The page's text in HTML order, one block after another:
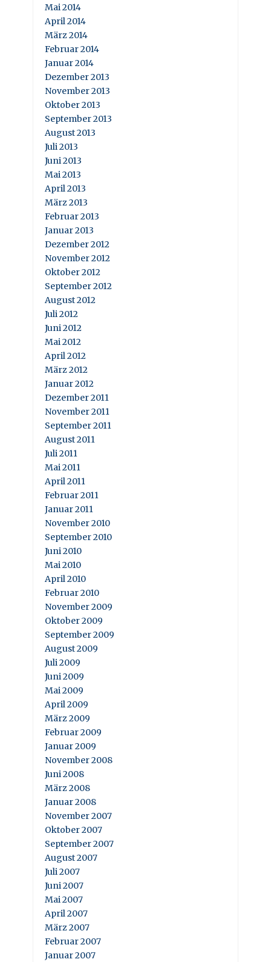
Mai 2014
April 2014
März 2014
Februar 2014
Januar 2014
Dezember 2013
November 2013
Oktober 2013
September 2013
August 2013
Juli 2013
Juni 2013
Mai 2013
April 2013
März 2013
Februar 2013
Januar 2013
Dezember 2012
November 2012
Oktober 2012
September 2012
August 2012
Juli 2012
Juni 2012
Mai 2012
April 2012
März 2012
Januar 2012
Dezember 2011
November 2011
September 2011
August 2011
Juli 2011
Mai 2011
April 2011
Februar 2011
Januar 2011
November 2010
September 2010
Juni 2010
Mai 2010
April 2010
Februar 2010
November 2009
Oktober 2009
September 2009
August 2009
Juli 2009
Juni 2009
Mai 2009
April 2009
März 2009
Februar 2009
Januar 2009
November 2008
Juni 2008
März 2008
Januar 2008
November 2007
Oktober 2007
September 2007
August 2007
Juli 2007
Juni 2007
Mai 2007
April 2007
März 2007
Februar 2007
Januar 2007